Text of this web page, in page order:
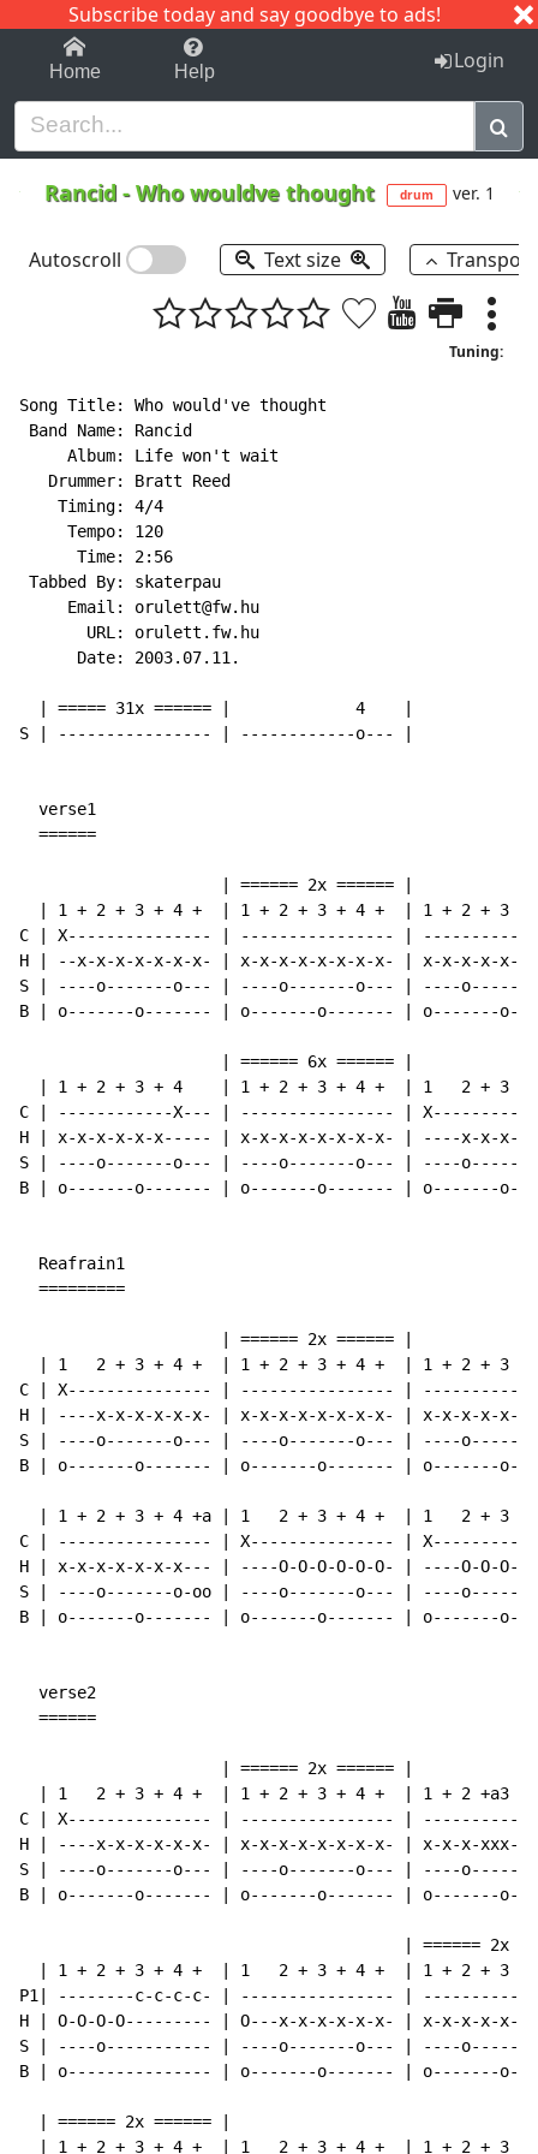
Subscribe today and say goodbye to ads!
1-9 C I J
Home Help Login
Rancid-Who wouldve thought drum ver. 1
Autoscroll Text size
Tuning:
Song Title: Who would've thought
Band Name: Rancid
     Album: Life won't wait
   Drummer: Bratt Reed
    Timing: 4/4
     Tempo: 120
      Time: 2:56
Tabbed By: skaterpau
     Email: orulett@fw.hu
       URL: orulett.fw.hu
      Date: 2003.07.11.
  | ===== 31x ====== |             4    |
S | ---------------- | ------------o--- |
  verse1
  ======
| ====== 2x ====== |
| 1 + 2 + 3 + 4 +  | 1 + 2 + 3 + 4 +  | 1 + 2 + 3 +
C | X--------------- | ---------------- |
H | --x-x-x-x-x-x-x- | x-x-x-x-x-x-x-x- | x-x-x-x-x-
S | ----o-------o--- | ----o-------o--- | ----
B | o-------o------- | o-------o------- | o-------
                     | ====== 6x ====== |
| 1 + 2 + 3 + 4    | 1 + 2 + 3 + 4 +  | 1   2 + 3 +
C | ------------X--- | ---------------- |
H | x-x-x-x-x-x----- | x-x-x-x-x-x-x-x- | ----x-x-x-
S | ----o-------o--- | ----o-------o--- | ----
B | o-------o------- | o-------o------- | o-------
  Reafrain1
  =========
                     | ====== 2x ====== |
| 1   2 + 3 + 4 +  | 1 + 2 + 3 + 4 +  | 1 + 2 + 3 +
C | X--------------- | ---------------- |
H | ----x-x-x-x-x-x- | x-x-x-x-x-x-x-x- | x-x-x-x-x-
S | ----o-------o--- | ----o-------o--- | ----
B | o-------o------- | o-------o------- | o-------
| 1 + 2 + 3 + 4 +a | 1   2 + 3 + 4 +  | 1   2 + 3 +
C | ---------------- | X--------------- |
H | x-x-x-x-x-x-x--- | ----O-O-O-O-O-O- | ----O-O-O-
S | ----o-------o-oo | ----o-------o--- | ----o-----
B | o-------o------- | o-------o------- | o-------
  verse2
  ======
| ====== 2x ====== |
| 1   2 + 3 + 4 +  | 1 + 2 + 3 + 4 +  | 1 + 2 +a3 +
C | X--------------- | ---------------- |
H | ----x-x-x-x-x-x- | x-x-x-x-x-x-x-x- | x-x-x-xxx-
S | ----o-------o--- | ----o-------o--- | ----
B | o-------o------- | o-------o------- | o-------
| ====== 2x
| 1 + 2 + 3 + 4 +  | 1   2 + 3 + 4 +  | 1 + 2 + 3 +
P1| --------c-c-c-c- | ---------------- |
H | O-O-O-O--------- | O---x-x-x-x-x-x- | x-x-x-x-x-
S | ----o----------- | ----o-------o--- | ----
B | o--------------- | o-------o------- | o-------
  | ====== 2x ====== |
| 1 + 2 + 3 + 4 +  | 1   2 + 3 + 4 +  | 1 + 2 + 3 +